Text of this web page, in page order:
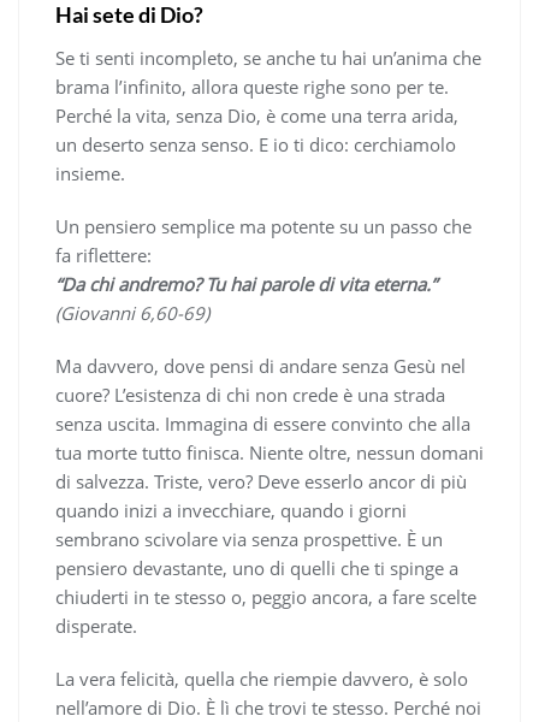
Hai sete di Dio?
Se ti senti incompleto, se anche tu hai un’anima che
brama l’infinito, allora queste righe sono per te.
Perché la vita, senza Dio, è come una terra arida,
un deserto senza senso. E io ti dico: cerchiamolo
insieme.
Un pensiero semplice ma potente su un passo che
fa riflettere:
“Da chi andremo? Tu hai parole di vita eterna.”
(Giovanni 6,60-69)
Ma davvero, dove pensi di andare senza Gesù nel
cuore? L’esistenza di chi non crede è una strada
senza uscita. Immagina di essere convinto che alla
tua morte tutto finisca. Niente oltre, nessun domani
di salvezza. Triste, vero? Deve esserlo ancor di più
quando inizi a invecchiare, quando i giorni
sembrano scivolare via senza prospettive. È un
pensiero devastante, uno di quelli che ti spinge a
chiuderti in te stesso o, peggio ancora, a fare scelte
disperate.
La vera felicità, quella che riempie davvero, è solo
nell’amore di Dio. È lì che trovi te stesso. Perché noi